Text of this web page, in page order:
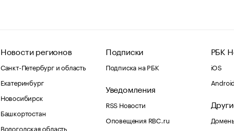
Новости регионов
Санкт-Петербург и область
Екатеринбург
Новосибирск
Башкортостан
Вологодская область
Подписки
Подписка на РБК
Уведомления
RSS Новости
Оповещения RBC.ru
РБК
iOS